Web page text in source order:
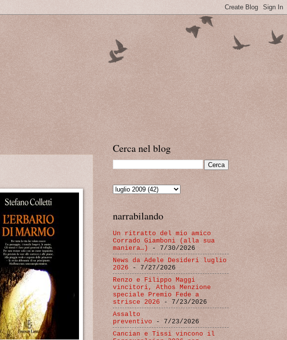
Cerca nel blog
narrabilando
Un ritratto del mio amico
Corrado Giamboni (alla sua
maniera…)
- 7/30/2026
News da Adele Desideri luglio
2026 - 7/27/2026
Renzo e Filippo Maggi
vincitori, Athos Menzione
speciale Premio Fede a
strisce 2026 - 7/23/2026
Assalto
preventivo - 7/23/2026
Cancian e Tissi vincono il